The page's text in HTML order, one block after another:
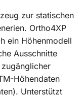
zur statischen
Ortho4XP
ein Höhenmodell
Ausschnitte
Höhendaten
Unterstützt